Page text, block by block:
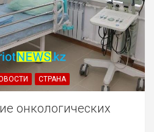
СТРАНА
онкологических